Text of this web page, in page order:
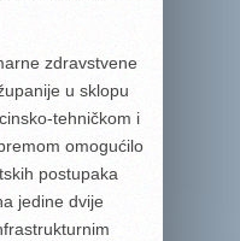
zdravstvene
u sklopu
tehničkom i
omogućilo
postupaka
jedine dvije